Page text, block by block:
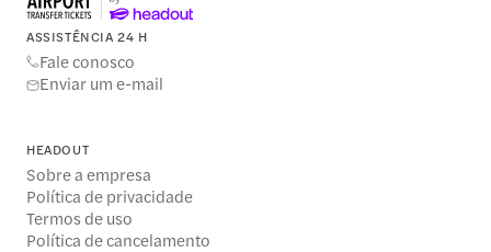
ASSISTÊNCIA 24 H
Fale conosco
Enviar um e-mail
HEADOUT
Sobre a empresa
Política de privacidade
Termos de uso
Política de cancelamento